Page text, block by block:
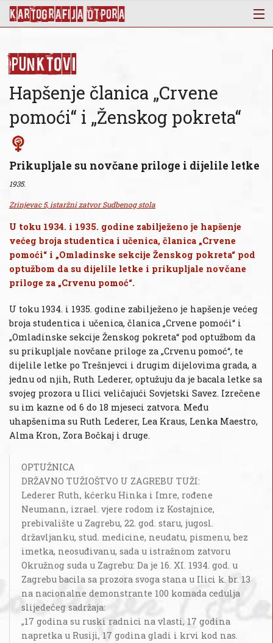
KArtoGrAFIJA OTPorA
Punktovi
Slojevi
Novosti
Publikacije
O nama
Punktovi
Hapšenje članica „Crvene
pomoći“ i „Ženskog pokreta“
Prikupljale su novčane priloge i dijelile letke
1935.
Zrinjevac 5, istaržni zatvor Sudbenog stola
U toku 1934. i 1935. godine zabilježeno je hapšenje
većeg broja studentica i učenica, članica „Crvene
pomoći“ i „Omladinske sekcije Ženskog pokreta“ pod
optužbom da su dijelile letke i prikupljale novčane
priloge za „Crvenu pomoć“.
U toku 1934. i 1935. godine zabilježeno je hapšenje većeg
broja studentica i učenica, članica „Crvene pomoći“ i
„Omladinske sekcije Ženskog pokreta“ pod optužbom da
su prikupljale novčane priloge za „Crvenu pomoć“, te
dijelile letke po Trešnjevci i drugim dijelovima grada, a
jednu od njih, Ruth Lederer, optužuju da je bacala letke sa
svojeg prozora u Ilici veličajući Sovjetski Savez. Izrečene
su im kazne od 6 do 18 mjeseci zatvora. Među
uhapšenima su Ruth Lederer, Lea Kraus, Lenka Maestro,
Alma Kron, Zora Bočkaj i druge.
OPTUŽNICA
DRŽAVNO TUŽIOŠTVO U ZAGREBU TUŽI:
Lederer Ruth, kćerku Hinka i Imre, rođene
Neumann, izrael. vjere rodom iz Kostajnice,
prebivalište u Zagrebu, 22. god. staru, jugosl.
državljanku, stud. medicine, neudatu, pismenu, bez
imetka, neosuđivanu, sada u istražnom zatvoru
Okružnog suda u Zagrebu: Da je 16. XI. 1934. god. u
Zagrebu bacila sa prozora svoga stana u Ilici k. br. 13
na nacionalne demonstrante 100 komada cedulja
slijedećeg sadržaja:
„17 godina su ruski radnici na vlasti, 17 godina
napretka u Rusiji, 17 godina gladi i krvi kod nas.